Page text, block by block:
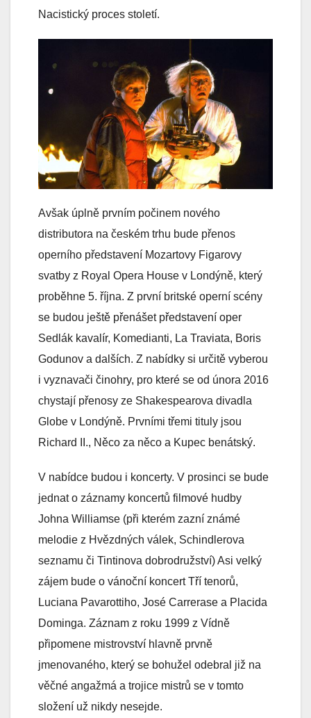
Nacistický proces století.
Avšak úplně prvním počinem nového
distributora na českém trhu bude přenos
operního představení Mozartovy Figarovy
svatby z Royal Opera House v Londýně, který
proběhne 5. října. Z první britské operní scény
se budou ještě přenášet představení oper
Sedlák kavalír, Komedianti, La Traviata, Boris
Godunov a dalších. Z nabídky si určitě vyberou
i vyznavači činohry, pro které se od února 2016
chystají přenosy ze Shakespearova divadla
Globe v Londýně. Prvními třemi tituly jsou
Richard II., Něco za něco a Kupec benátský.
V nabídce budou i koncerty. V prosinci se bude
jednat o záznamy koncertů filmové hudby
Johna Williamse (při kterém zazní známé
melodie z Hvězdných válek, Schindlerova
seznamu či Tintinova dobrodružství) Asi velký
zájem bude o vánoční koncert Tří tenorů,
Luciana Pavarottiho, José Carrerase a Placida
Dominga. Záznam z roku 1999 z Vídně
připomene mistrovství hlavně prvně
jmenovaného, který se bohužel odebral již na
věčné angažmá a trojice mistrů se v tomto
složení už nikdy nesejde.